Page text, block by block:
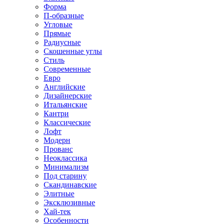
Форма
П-образные
Угловые
Прямые
Радиусные
Скошенные углы
Стиль
Современные
Евро
Английские
Дизайнерские
Итальянские
Кантри
Классические
Лофт
Модерн
Прованс
Неоклассика
Минимализм
Под старину
Скандинавские
Элитные
Эксклюзивные
Хай-тек
Особенности